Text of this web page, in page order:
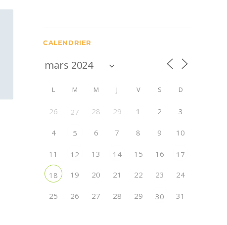
CALENDRIER
L M M J V S D
26 27 28 29 1 2 3
4 5 6 7 8 9 10
11 12 13 14 15 16 17
18 19 20 21 22 23 24
25 26 27 28 29 30 31